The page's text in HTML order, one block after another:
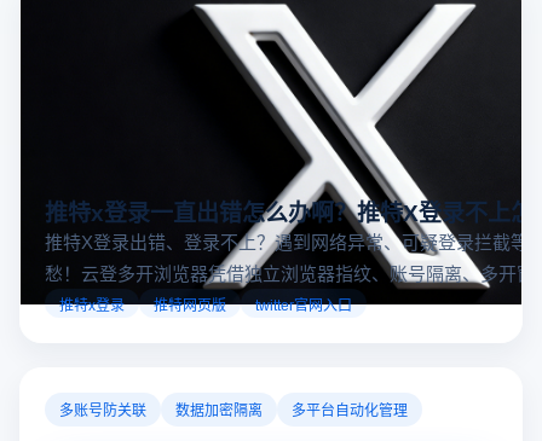
推特x登录一直出错怎么办啊？推特X登录不上怎
推特X登录出错、登录不上？遇到网络异常、可疑登录拦截等
愁！云登多开浏览器凭借独立浏览器指纹、账号隔离、多开窗
对性解决登录难题，让推特X登录更稳定安全～
推特x登录 推特网页版 twitter官网入口
多账号防关联 数据加密隔离 多平台自动化管理